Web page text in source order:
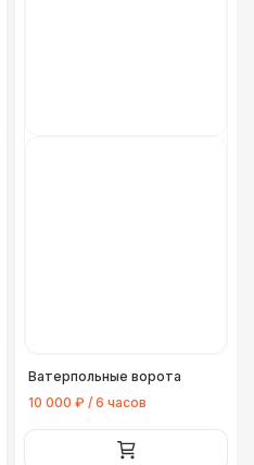
Ватерпольные ворота
10 000 ₽ / 6 часов